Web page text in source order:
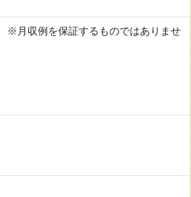
月収例を保証するものではありませ